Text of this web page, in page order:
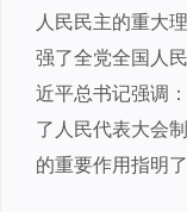
人民民主的重大
强了全党全国人
近平总书记强调
了人民代表大会
的重要作用指明了